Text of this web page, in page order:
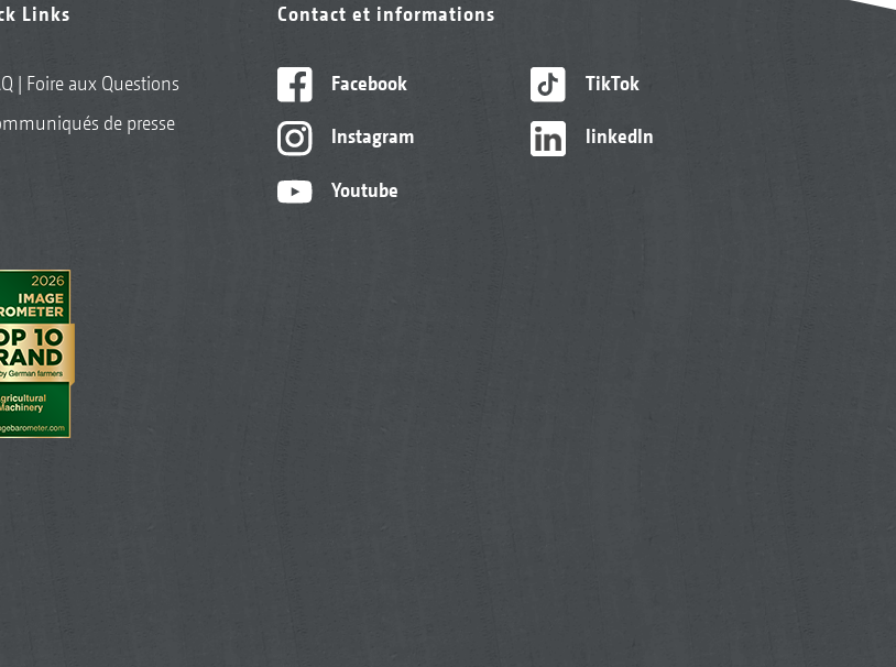
Links
| Foire aux Questions
de presse
Contact et informations
Facebook
Instagram
Youtube
TikTok
linkedIn